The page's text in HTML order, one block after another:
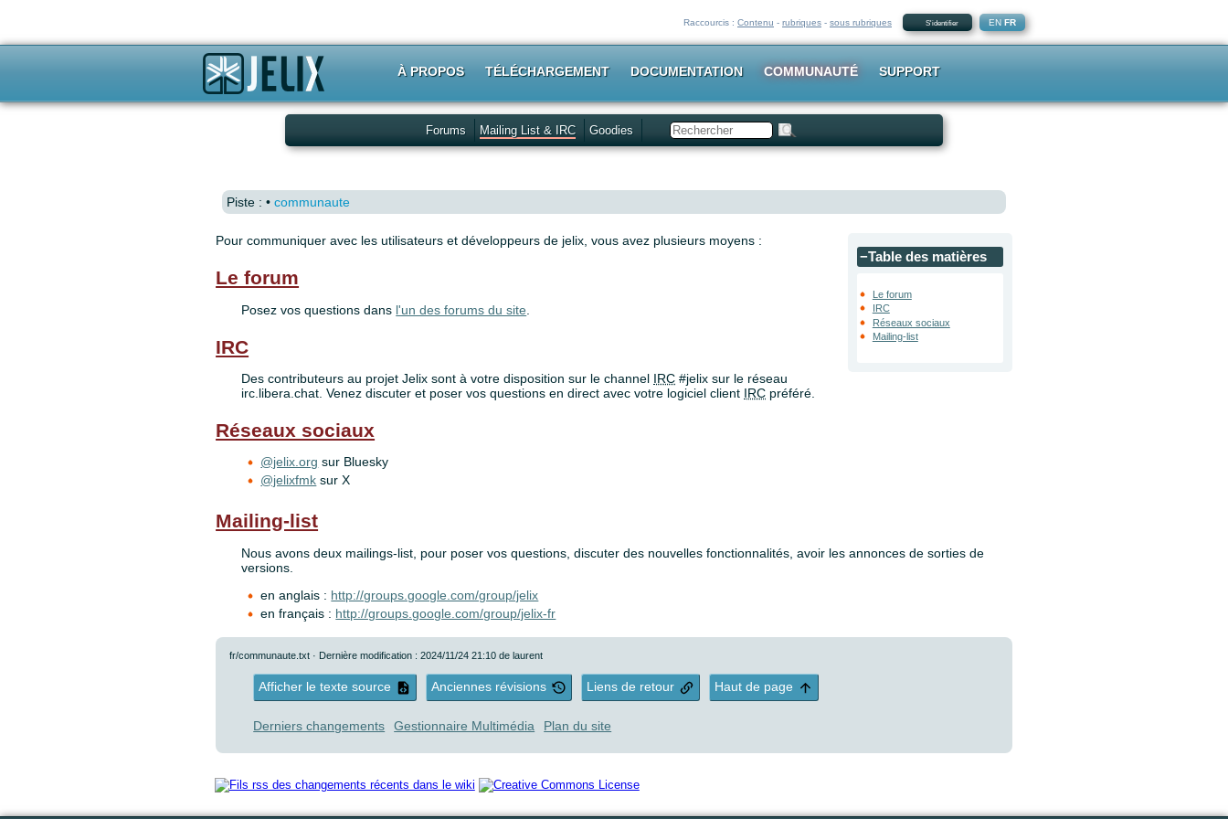
Raccourcis : Contenu - rubriques - sous rubriques S'identifier EN FR
À PROPOS TÉLÉCHARGEMENT DOCUMENTATION COMMUNAUTÉ SUPPORT
Forums Mailing List & IRC GoodiesRechercher
Piste : • communaute
−Table des matières
Le forum
IRC
Réseaux sociaux
Mailing-list
Pour communiquer avec les utilisateurs et développeurs de jelix, vous avez plusieurs moyens :
Le forum
Posez vos questions dans l'un des forums du site
IRC
Des contributeurs au projet Jelix sont à votre disposition sur le channel IRC #jelix sur le réseau
irc.libera.chat. Venez discuter et poser vos questions en direct avec votre logiciel client IRC préféré.
Réseaux sociaux
@jelix.org sur Bluesky
@jelixfmk sur X
Mailing-list
Nous avons deux mailings-list, pour poser vos questions, discuter des nouvelles fonctionnalités, avoir les annonces de sorties de
versions.
en anglais : http://groups.google.com/group/jelix
en français : http://groups.google.com/group/jelix-fr
fr/communaute.txt · Dernière modification : 2024/11/24 21:10 de laurent
Afficher le texte source Anciennes révisions Liens de retour Haut de page
Derniers changements Gestionnaire Multimédia Plan du site